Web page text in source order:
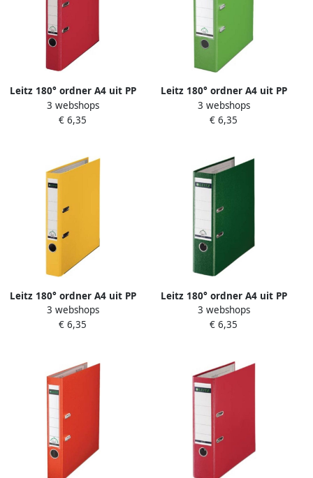
Leitz 180° ordner A4 uit PP
rug van 5 cm rood
3 webshops
€ 6,35
Leitz 180° ordner A4 uit PP
rug van 8 cm lichtgroen
3 webshops
€ 6,35
Leitz 180° ordner A4 uit PP
rug van 5 cm geel
3 webshops
€ 6,35
Leitz 180° ordner A4 uit PP
rug van 8 cm groen
3 webshops
€ 6,35